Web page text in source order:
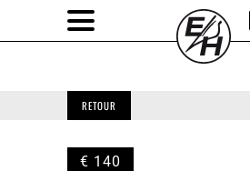
RETOUR
€ 140